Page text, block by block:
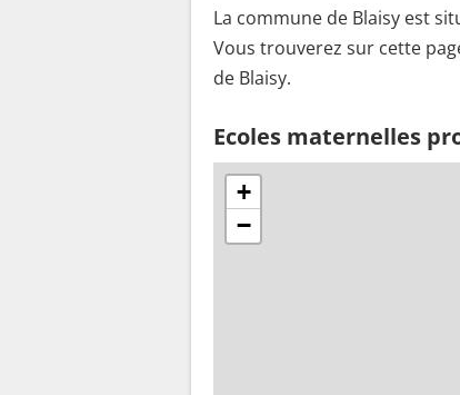
La commune de Blaisy est
Vous trouverez sur cette
de Blaisy.
Ecoles maternelles
+
−